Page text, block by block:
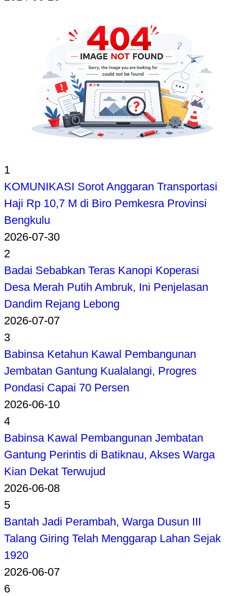
1
KOMUNIKASI Sorot Anggaran Transportasi
Haji Rp 10,7 M di Biro Pemkesra Provinsi
Bengkulu
2026-07-30
2
Badai Sebabkan Teras Kanopi Koperasi
Desa Merah Putih Ambruk, Ini Penjelasan
Dandim Rejang Lebong
2026-07-07
3
Babinsa Ketahun Kawal Pembangunan
Jembatan Gantung Kualalangi, Progres
Pondasi Capai 70 Persen
2026-06-10
4
Babinsa Kawal Pembangunan Jembatan
Gantung Perintis di Batiknau, Akses Warga
Kian Dekat Terwujud
2026-06-08
5
Bantah Jadi Perambah, Warga Dusun III
Talang Giring Telah Menggarap Lahan Sejak
1920
2026-06-07
6